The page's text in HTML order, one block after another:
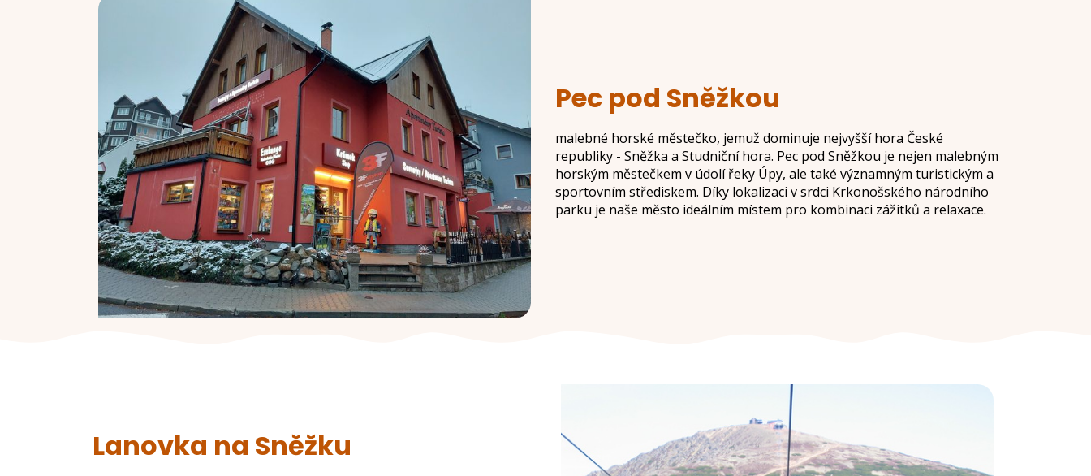
Pec pod Sněžkou
malebné horské městečko, jemuž dominuje nejvyšší hora České
republiky - Sněžka a Studniční hora. Pec pod Sněžkou je nejen malebným
horským městečkem v údolí řeky Úpy, ale také významným turistickým a
sportovním střediskem. Díky lokalizaci v srdci Krkonošského národního
parku je naše město ideálním místem pro kombinaci zážitků a relaxace.
Lanovka na Sněžku